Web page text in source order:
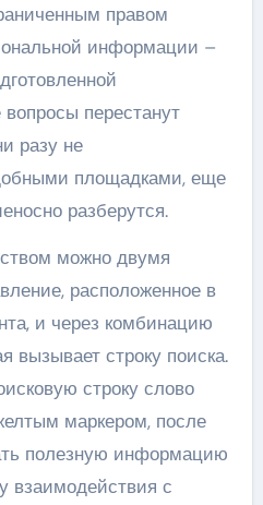
правом
информации –
перестанут
разу не
площадками, еще
разберутся.
можно двумя
расположенное в
и через комбинацию
вызывает строку поиска.
строку слово
маркером, после
полезную информацию
взаимодействия с